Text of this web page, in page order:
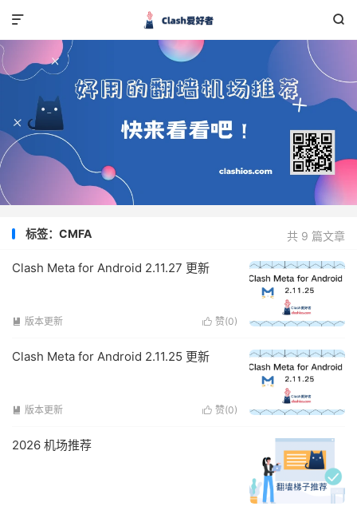


共 9 篇文章
标签：CMFA
Clash Meta for Android 2.11.27 更新
 赞(0)
 版本更新
Clash Meta for Android 2.11.25 更新
 赞(0)
 版本更新
2026 机场推荐